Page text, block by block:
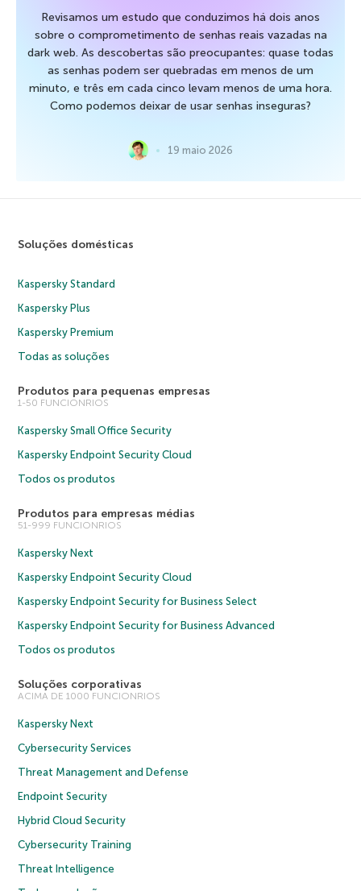
Revisamos um estudo que conduzimos há dois anos
sobre o comprometimento de senhas reais vazadas na
dark web. As descobertas são preocupantes: quase todas
as senhas podem ser quebradas em menos de um
minuto, e três em cada cinco levam menos de uma hora.
Como podemos deixar de usar senhas inseguras?
19 maio 2026
Soluções domésticas
Kaspersky Standard
Kaspersky Plus
Kaspersky Premium
Todas as soluções
Produtos para pequenas empresas
1-50 FUNCIONRIOS
Kaspersky Small Office Security
Kaspersky Endpoint Security Cloud
Todos os produtos
Produtos para empresas médias
51-999 FUNCIONRIOS
Kaspersky Next
Kaspersky Endpoint Security Cloud
Kaspersky Endpoint Security for Business Select
Kaspersky Endpoint Security for Business Advanced
Todos os produtos
Soluções corporativas
ACIMA DE 1000 FUNCIONRIOS
Kaspersky Next
Cybersecurity Services
Threat Management and Defense
Endpoint Security
Hybrid Cloud Security
Cybersecurity Training
Threat Intelligence